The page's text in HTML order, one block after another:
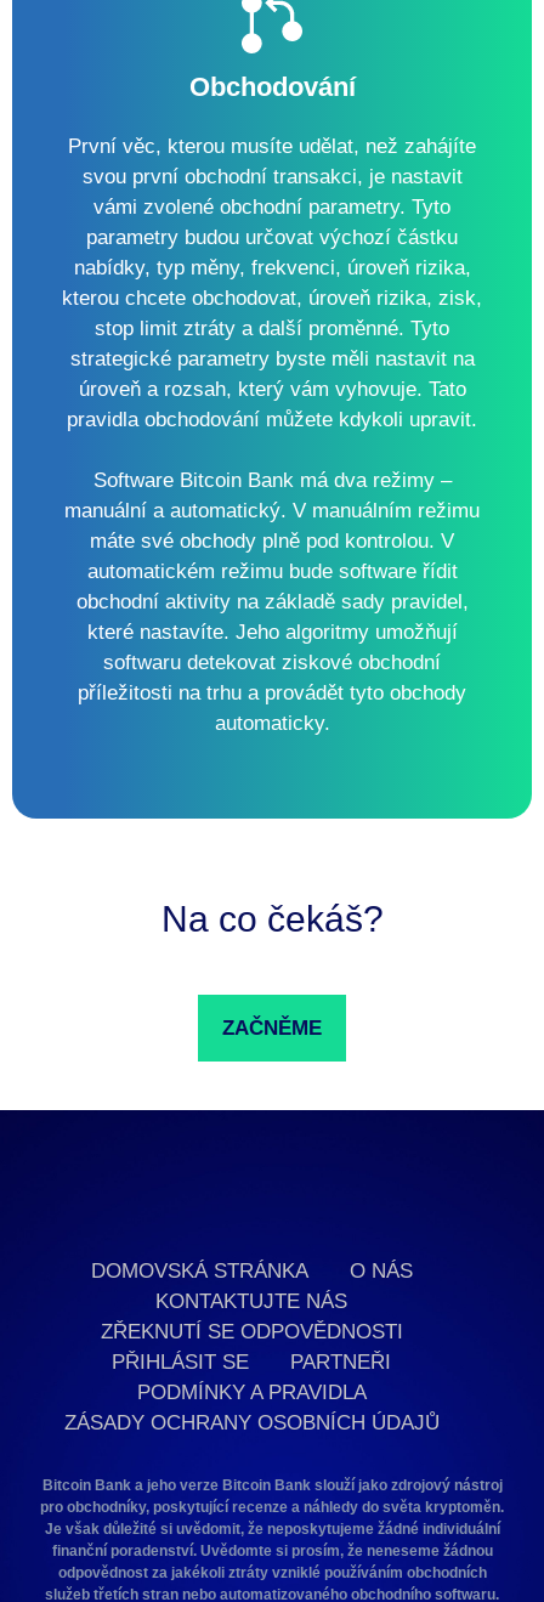
Obchodování
První věc, kterou musíte udělat, než zahájíte
svou první obchodní transakci, je nastavit
vámi zvolené obchodní parametry. Tyto
parametry budou určovat výchozí částku
nabídky, typ měny, frekvenci, úroveň rizika,
kterou chcete obchodovat, úroveň rizika, zisk,
stop limit ztráty a další proměnné. Tyto
strategické parametry byste měli nastavit na
úroveň a rozsah, který vám vyhovuje. Tato
pravidla obchodování můžete kdykoli upravit.
Software Bitcoin Bank má dva režimy –
manuální a automatický. V manuálním režimu
máte své obchody plně pod kontrolou. V
automatickém režimu bude software řídit
obchodní aktivity na základě sady pravidel,
které nastavíte. Jeho algoritmy umožňují
softwaru detekovat ziskové obchodní
příležitosti na trhu a provádět tyto obchody
automaticky.
Na co čekáš?
ZAČNĚME
DOMOVSKÁ STRÁNKA
O NÁS
KONTAKTUJTE NÁS
ZŘEKNUTÍ SE ODPOVĚDNOSTI
PŘIHLÁSIT SE
PARTNEŘI
PODMÍNKY A PRAVIDLA
ZÁSADY OCHRANY OSOBNÍCH ÚDAJŮ
Bitcoin Bank a jeho verze Bitcoin Bank slouží jako zdrojový nástroj
pro obchodníky, poskytující recenze a náhledy do světa kryptoměn.
Je však důležité si uvědomit, že neposkytujeme žádné individuální
finanční poradenství. Uvědomte si prosím, že neneseme žádnou
odpovědnost za jakékoli ztráty vzniklé používáním obchodních
služeb třetích stran nebo automatizovaného obchodního softwaru.